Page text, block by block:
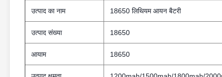
उत्पाद का नाम 18650 लिथियम आयन बैटरी
उत्पाद संख्या 18650
आयाम 18650